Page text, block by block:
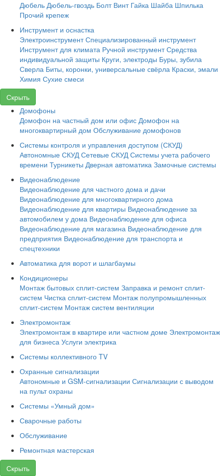
Дюбель Дюбель-гвоздь Болт Винт Гайка Шайба Шпилька
Прочий крепеж
Инструмент и оснастка
Электроинструмент Специализированный инструмент
Инструмент для климата Ручной инструмент Средства
индивидуальной защиты Круги, электроды Буры, зубила
Сверла Биты, коронки, универсальные свёрла Краски, эмали
Химия Сухие смеси
Скрыть
Домофоны
Домофон на частный дом или офис Домофон на
многоквартирный дом Обслуживание домофонов
Системы контроля и управления доступом (СКУД)
Автономные СКУД Сетевые СКУД Системы учета рабочего
времени Турникеты Дверная автоматика Замочные системы
Видеонаблюдение
Видеонаблюдение для частного дома и дачи
Видеонаблюдение для многоквартирного дома
Видеонаблюдение для квартиры Видеонаблюдение за
автомобилем у дома Видеонаблюдение для офиса
Видеонаблюдение для магазина Видеонаблюдение для
предприятия Видеонаблюдение для транспорта и
спецтехники
Автоматика для ворот и шлагбаумы
Кондиционеры
Монтаж бытовых сплит-систем Заправка и ремонт сплит-
систем Чистка сплит-систем Монтаж полупромышленных
сплит-систем Монтаж систем вентиляции
Электромонтаж
Электромонтаж в квартире или частном доме Электромонтаж
для бизнеса Услуги электрика
Системы коллективного TV
Охранные сигнализации
Автономные и GSM-сигнализации Сигнализации с выводом
на пульт охраны
Системы «Умный дом»
Сварочные работы
Обслуживание
Ремонтная мастерская
Скрыть